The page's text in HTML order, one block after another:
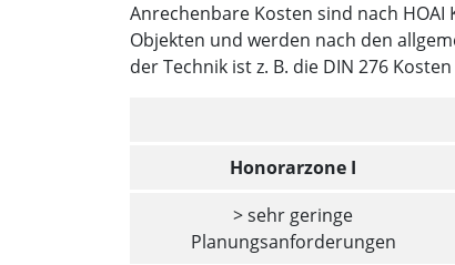
Anrechenbare Kosten sind nach
Objekten und werden nach den
der Technik ist z. B. die DIN 276
Honorarzone I
> sehr geringe
Planungsanforderungen